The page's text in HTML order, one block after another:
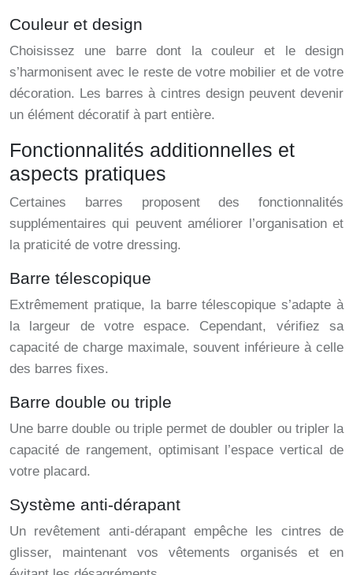
Couleur et design
Choisissez une barre dont la couleur et le design
s’harmonisent avec le reste de votre mobilier et de votre
décoration. Les barres à cintres design peuvent devenir
un élément décoratif à part entière.
Fonctionnalités additionnelles et
aspects pratiques
Certaines barres proposent des fonctionnalités
supplémentaires qui peuvent améliorer l’organisation et
la praticité de votre dressing.
Barre télescopique
Extrêmement pratique, la barre télescopique s’adapte à
la largeur de votre espace. Cependant, vérifiez sa
capacité de charge maximale, souvent inférieure à celle
des barres fixes.
Barre double ou triple
Une barre double ou triple permet de doubler ou tripler la
capacité de rangement, optimisant l’espace vertical de
votre placard.
Système anti-dérapant
Un revêtement anti-dérapant empêche les cintres de
glisser, maintenant vos vêtements organisés et en